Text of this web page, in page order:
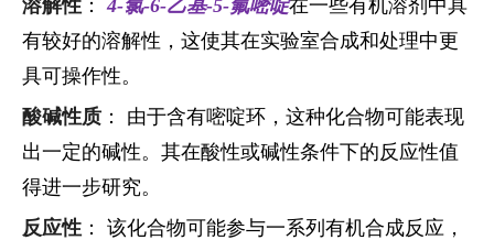
溶解性 ：4-氯-6-乙基-5-氟嘧啶在一些有机溶剂中具
有较好的溶解性，这使其在实验室合成和处理中更
具可操作性。
酸碱性质 ： 由于含有嘧啶环，这种化合物可能表现
出一定的碱性。其在酸性或碱性条件下的反应性值
得进一步研究。
反应性 ： 该化合物可能参与一系列有机合成反应，